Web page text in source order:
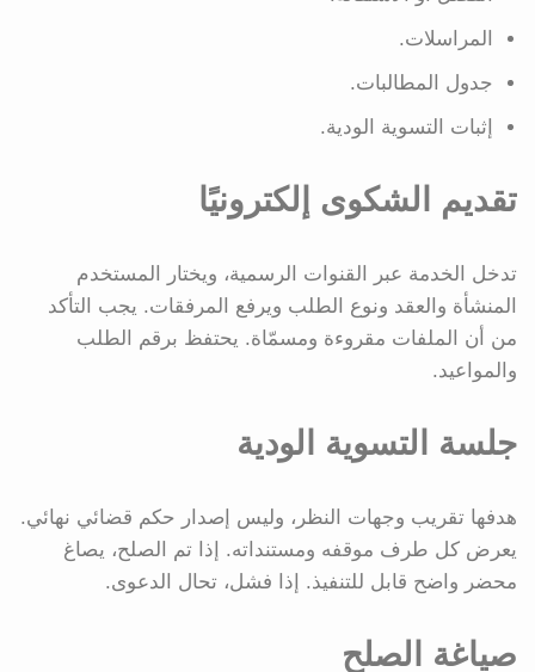
المراسلات.
جدول المطالبات.
إثبات التسوية الودية.
تقديم الشكوى إلكترونيًا
تدخل الخدمة عبر القنوات الرسمية، ويختار المستخدم
المنشأة والعقد ونوع الطلب ويرفع المرفقات. يجب التأكد
من أن الملفات مقروءة ومسمّاة. يحتفظ برقم الطلب
والمواعيد.
جلسة التسوية الودية
هدفها تقريب وجهات النظر، وليس إصدار حكم قضائي نهائي.
يعرض كل طرف موقفه ومستنداته. إذا تم الصلح، يصاغ
محضر واضح قابل للتنفيذ. إذا فشل، تحال الدعوى.
صياغة الصلح